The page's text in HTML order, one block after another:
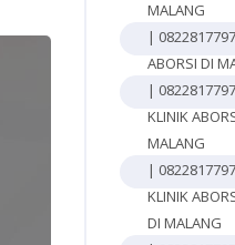
MALANG
|
ABORSI DI
|
KLINIK
MALANG
|
KLINIK
DI MALANG